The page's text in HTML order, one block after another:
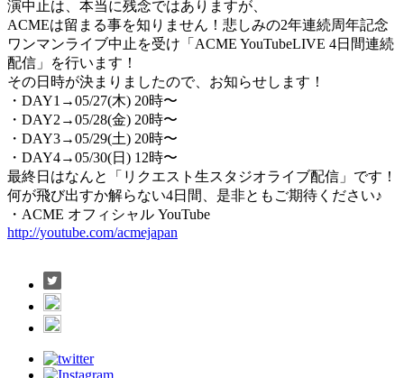
演中止は、本当に残念ではありますが、
ACMEは留まる事を知りません！悲しみの2年連続周年記念
ワンマンライブ中止を受け「ACME YouTubeLIVE 4日間連続
配信」を行います！
その日時が決まりましたので、お知らせします！
・DAY1→05/27(木) 20時〜
・DAY2→05/28(金) 20時〜
・DAY3→05/29(土) 20時〜
・DAY4→05/30(日) 12時〜
最終日はなんと「リクエスト生スタジオライブ配信」です！
何が飛び出すか解らない4日間、是非ともご期待ください♪
・ACME オフィシャル YouTube
http://youtube.com/acmejapan